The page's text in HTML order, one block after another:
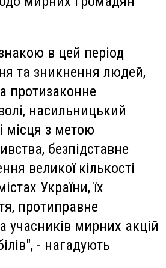
в цей період
та зникнення людей,
протизаконне
насильницький
місця з метою
безпідставне
великої кількості
України, їх
протиправне
мирних акцій
- нагадують